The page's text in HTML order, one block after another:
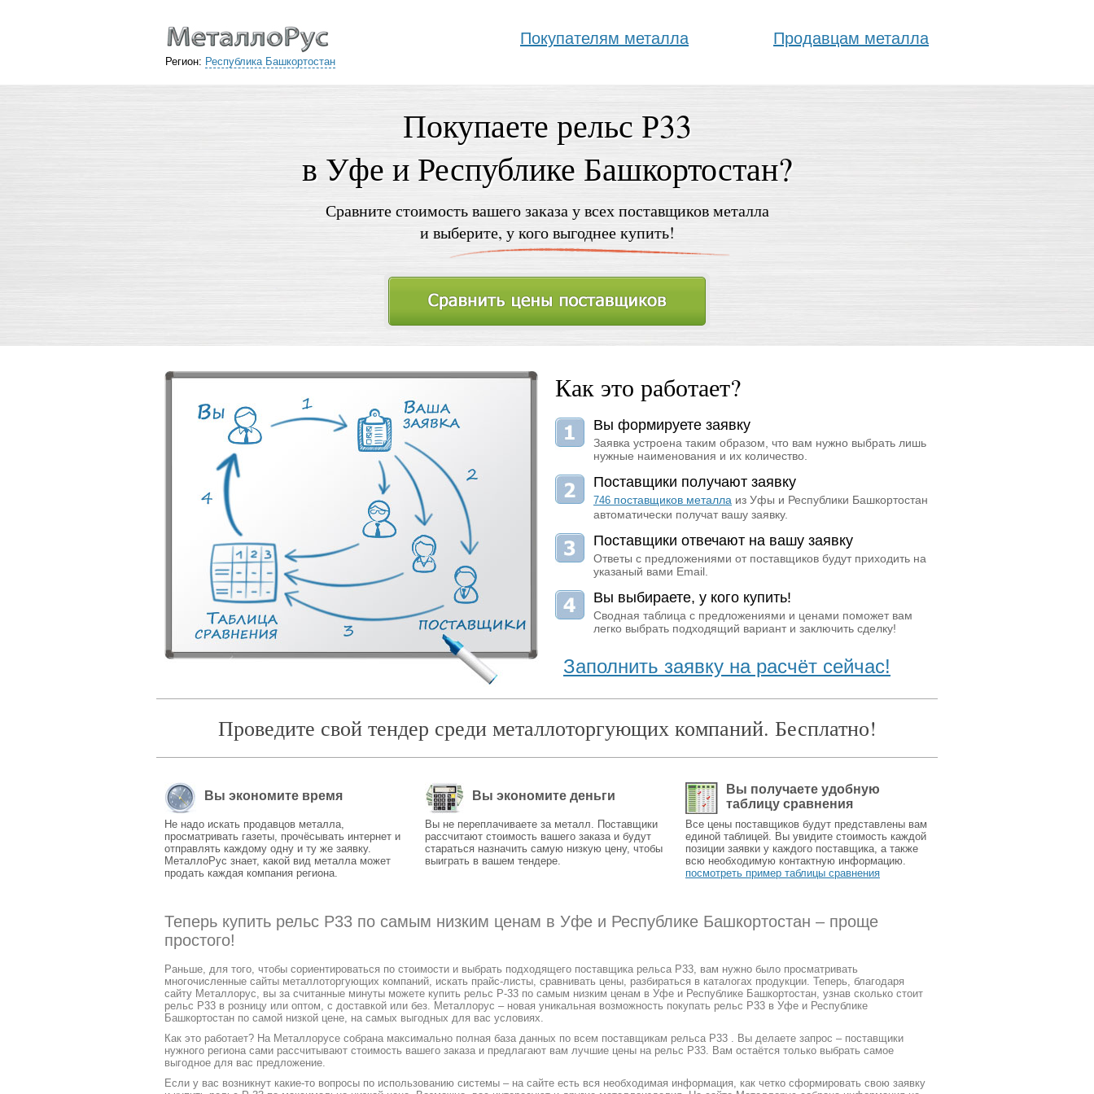
Регион: Республика Башкортостан
Покупателям металла Продавцам металла
Покупаете рельс Р33
в Уфе и Республике Башкортостан?
Сравните стоимость вашего заказа у всех поставщиков металла
и выберите, у кого выгоднее купить!
Как это работает?
Вы формируете заявку
Заявка устроена таким образом, что вам нужно выбрать лишь
нужные наименования и их количество.
Поставщики получают заявку
746 поставщиков металла из Уфы и Республики Башкортостан
автоматически получат вашу заявку.
Поставщики отвечают на вашу заявку
Ответы с предложениями от поставщиков будут приходить на
указаный вами Email.
Вы выбираете, у кого купить!
Сводная таблица с предложениями и ценами поможет вам
легко выбрать подходящий вариант и заключить сделку!
Заполнить заявку на расчёт сейчас!
Проведите свой тендер среди металлоторгующих компаний. Бесплатно!
Вы экономите время
Не надо искать продавцов металла,
просматривать газеты, прочёсывать интернет и
отправлять каждому одну и ту же заявку.
МеталлоРус знает, какой вид металла может
продать каждая компания региона.
Вы экономите деньги
Вы не переплачиваете за металл. Поставщики
рассчитают стоимость вашего заказа и будут
стараться назначить самую низкую цену, чтобы
выиграть в вашем тендере.
Вы получаете удобную
таблицу сравнения
Все цены поставщиков будут представлены вам
единой таблицей. Вы увидите стоимость каждой
позиции заявки у каждого поставщика, а также
всю необходимую контактную информацию.
посмотреть пример таблицы сравнения
Теперь купить рельс Р33 по самым низким ценам в Уфе и Республике Башкортостан – проще
простого!
Раньше, для того, чтобы сориентироваться по стоимости и выбрать подходящего поставщика рельса Р33, вам нужно было просматривать
многочисленные сайты металлоторгующих компаний, искать прайс-листы, сравнивать цены, разбираться в каталогах продукции. Теперь, благодаря
сайту Металлорус, вы за считанные минуты можете купить рельс Р-33 по самым низким ценам в Уфе и Республике Башкортостан, узнав сколько стоит
рельс Р33 в розницу или оптом, с доставкой или без. Металлорус – новая уникальная возможность покупать рельс Р33 в Уфе и Республике
Башкортостан по самой низкой цене, на самых выгодных для вас условиях.
Как это работает? На Металлорусе собрана максимально полная база данных по всем поставщикам рельса Р33 . Вы делаете запрос – поставщики
нужного региона сами рассчитывают стоимость вашего заказа и предлагают вам лучшие цены на рельс Р33. Вам остаётся только выбрать самое
выгодное для вас предложение.
Если у вас возникнут какие-то вопросы по использованию системы – на сайте есть вся необходимая информация, как четко сформировать свою заявку